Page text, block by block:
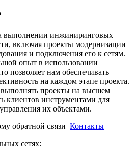
выполнении инжиниринговых
включая проекты модернизации
и подключения его к сетям.
опыт в использовании
позволяет нам обеспечивать
на каждом этапе проекта.
проекты на высшем
клиентов инструментами для
их объектами.
обратной связи Контакты
сетях: